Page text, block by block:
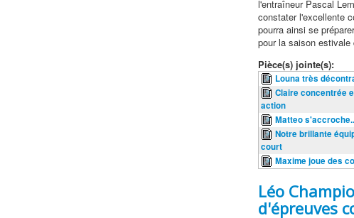
l'entraîneur Pascal
constater l'excellente
pourra ainsi se
pour la saison estivale
Pièce(s) jointe(s):
Louna très
Claire concentrée
action
Matteo
Notre brillante
court
Maxime joue des
Léo
d'épreuves